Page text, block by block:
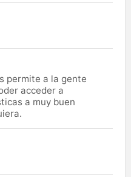
permite a la gente
acceder a
a muy buen